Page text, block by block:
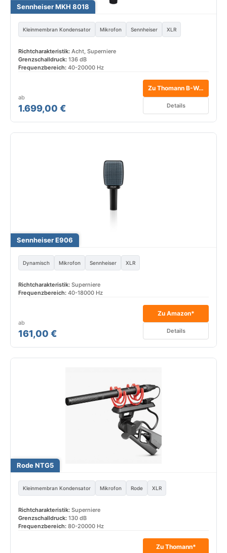
Sennheiser MKH 8018
Kleinmembran Kondensator Mikrofon Sennheiser XLR
Richtcharakteristik: Acht, Superniere
Grenzschalldruck: 136 dB
Frequenzbereich: 40-20000 Hz
ab
1.699,00 €
Zu Thomann B-Ware*
Details
Sennheiser E906
Dynamisch Mikrofon Sennheiser XLR
Richtcharakteristik: Superniere
Frequenzbereich: 40-18000 Hz
ab
161,00 €
Zu Amazon*
Details
Rode NTG5
Kleinmembran Kondensator Mikrofon Rode XLR
Richtcharakteristik: Superniere
Grenzschalldruck: 130 dB
Frequenzbereich: 80-20000 Hz
Zu Thomann*